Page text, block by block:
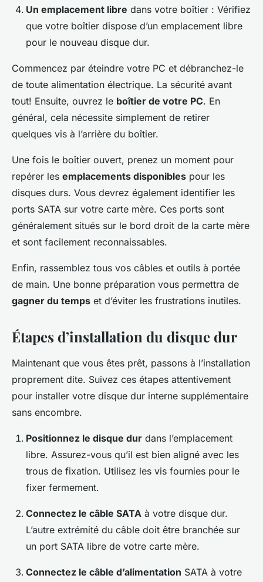
Un emplacement libre dans votre boîtier : Vérifiez
que votre boîtier dispose d’un emplacement libre
pour le nouveau disque dur.
Commencez par éteindre votre PC et débranchez-le
de toute alimentation électrique. La sécurité avant
tout! Ensuite, ouvrez le boîtier de votre PC. En
général, cela nécessite simplement de retirer
quelques vis à l’arrière du boîtier.
Une fois le boîtier ouvert, prenez un moment pour
repérer les emplacements disponibles pour les
disques durs. Vous devrez également identifier les
ports SATA sur votre carte mère. Ces ports sont
généralement situés sur le bord droit de la carte mère
et sont facilement reconnaissables.
Enfin, rassemblez tous vos câbles et outils à portée
de main. Une bonne préparation vous permettra de
gagner du temps et d’éviter les frustrations inutiles.
Étapes d’installation du disque dur
Maintenant que vous êtes prêt, passons à l’installation
proprement dite. Suivez ces étapes attentivement
pour installer votre disque dur interne supplémentaire
sans encombre.
Positionnez le disque dur dans l’emplacement
libre. Assurez-vous qu’il est bien aligné avec les
trous de fixation. Utilisez les vis fournies pour le
fixer fermement.
Connectez le câble SATA à votre disque dur.
L’autre extrémité du câble doit être branchée sur
un port SATA libre de votre carte mère.
Connectez le câble d’alimentation SATA à votre